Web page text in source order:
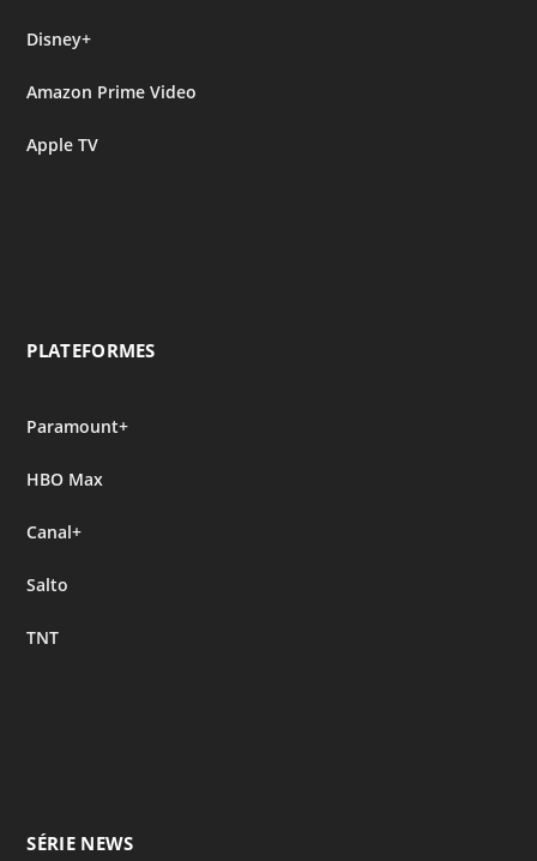
Disney+
Amazon Prime Video
Apple TV
PLATEFORMES
Paramount+
HBO Max
Canal+
Salto
TNT
SÉRIE NEWS